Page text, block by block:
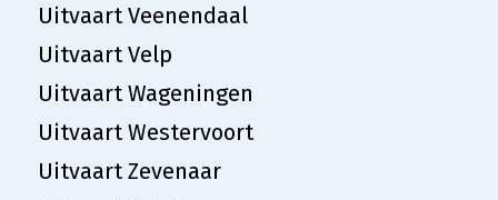
Uitvaart Veenendaal
Uitvaart Velp
Uitvaart Wageningen
Uitvaart Westervoort
Uitvaart Zevenaar